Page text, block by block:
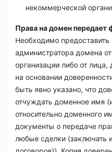
некоммерческой
Права на домен передает
Необходимо
администратора домена
организации либо от
на основании
быть явно указано, что
отчуждать доменное имя
относительно доменного
документы о передаче
любые сделки (заключать